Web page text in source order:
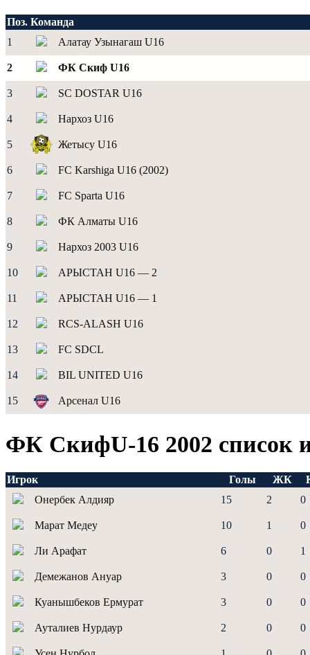
Поз. Команда
1
Алатау Узынагаш U16
2 ФК Скиф U16
3 SC DOSTAR U16
4 Нархоз U16
5 Жетысу U16
6 FC Karshiga U16 (2002)
7 FC Sparta U16
8 ФК Алматы U16
9 Нархоз 2003 U16
10 АРЫСТАН U16 — 2
11 АРЫСТАН U16 — 1
12 RCS-ALASH U16
13 FC SDCL
14 BIL UNITED U16
15 Арсенал U16
ФК СкифU-16 2002 список
Игрок Голы ЖК
Онербек Алдияр
15 2 0
Марат Медеу 10 1 0
Ли Арафат 6 0 1
Демежанов Ануар 3 0 0
Куанышбеков Ермурат 3 0 0
Ауталиев Нурдаур 2 0 0